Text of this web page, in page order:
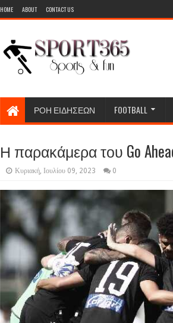
HOME ABOUT CONTACT US
ΡΟΗ ΕΙΔΗΣΕΩΝ FOOTBALL
Η παρακάμερα του Go
Κυριακή, Ιουλίου 09, 2023 0